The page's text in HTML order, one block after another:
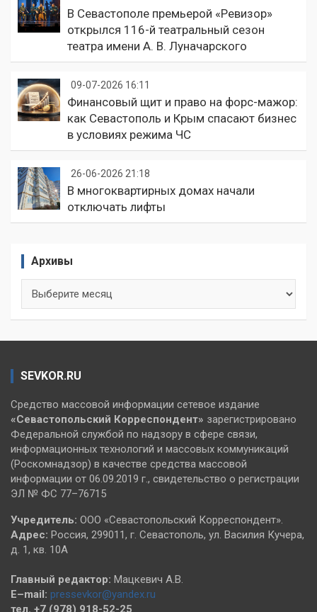
В Севастополе премьерой «Ревизор»
открылся 116-й театральный сезон
театра имени А. В. Луначарского
09-07-2026 16:11
Финансовый щит и право на форс-мажор:
как Севастополь и Крым спасают бизнес
в условиях режима ЧС
26-06-2026 21:18
В многоквартирных домах начали
отключать лифты
Архивы
SEVKOR.RU
Средство массовой информации сетевое издание
«Севастопольский Корреспондент» зарегистрировано
Федеральной службой по надзору в сфере связи,
информационных технологий и массовых коммуникаций
(Роскомнадзор) в качестве средства массовой
информации от 06.09.2019 г., свидетельство о регистрации
ЭЛ № ФС 77–76715
Учредитель: ООО «Севастопольский Корреспондент».
Адрес: Россия, 299011, г. Севастополь, ул. Василия Кучера,
д. 1, кв. 10А
Главный редактор: Мацкевич А.В.
E–mail: pressevkor@yandex.ru
тел. +7 (978) 918-52-25